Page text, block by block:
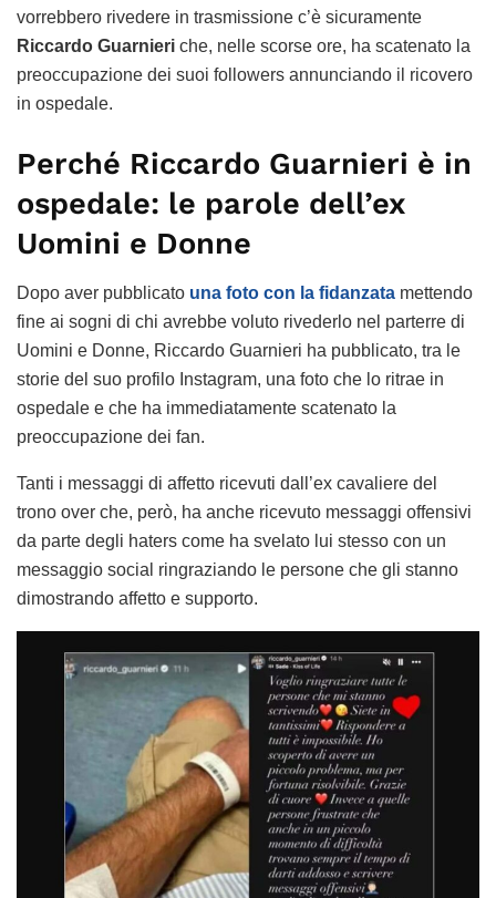
vorrebbero rivedere in trasmissione c’è sicuramente
Riccardo Guarnieri che, nelle scorse ore, ha scatenato la
preoccupazione dei suoi followers annunciando il ricovero
in ospedale.
Perché Riccardo Guarnieri è in
ospedale: le parole dell’ex
Uomini e Donne
Dopo aver pubblicato una foto con la fidanzata mettendo
fine ai sogni di chi avrebbe voluto rivederlo nel parterre di
Uomini e Donne, Riccardo Guarnieri ha pubblicato, tra le
storie del suo profilo Instagram, una foto che lo ritrae in
ospedale e che ha immediatamente scatenato la
preoccupazione dei fan.
Tanti i messaggi di affetto ricevuti dall’ex cavaliere del
trono over che, però, ha anche ricevuto messaggi offensivi
da parte degli haters come ha svelato lui stesso con un
messaggio social ringraziando le persone che gli stanno
dimostrando affetto e supporto.